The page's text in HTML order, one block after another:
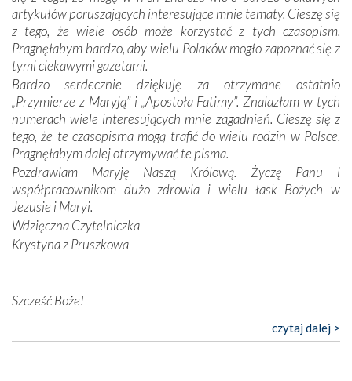
wymiarze tak osobistym, jak i zbiorowym, przypominają o
konieczności ciągłego zabiegania o własną duszę i o łaskę
Opatrzności. Wierność przynosi pomyślność –
przynajmniej w życiu duchowym. Odstępstwo owocuje
nieszczęściem i śmiercią. Te uniwersalne prawdy
przychodziły na myśl, gdy słuchaliśmy opowieści
przewodników o portugalskich monarchach i wodzach,
zwycięskich bitwach i nieszczęśliwych losach grzesznych
kochanków.
Byli tym razem pośród Apostołów Fatimy reprezentanci
każdego spośród żyjących pokoleń. Najmłodszy uczestnik
liczył sobie 13 lat, zaś senior, pan Zdzisław – już 94.
Całe życie marzyłem, by tu przyjechać
Nasza pielgrzymka nie byłaby tak bogata w duchową treść
Oprócz zapewnienia nam możliwości codziennego
artykułów poruszających interesujące mnie tematy. Cieszę się
z tego, że wiele osób może korzystać z tych czasopism.
Pragnęłabym bardzo, aby wielu Polaków mogło zapoznać się z
tymi ciekawymi gazetami.
Bardzo serdecznie dziękuję za otrzymane ostatnio
„Przymierze z Maryją” i „Apostoła Fatimy”. Znalazłam w tych
numerach wiele interesujących mnie zagadnień. Cieszę się z
tego, że te czasopisma mogą trafić do wielu rodzin w Polsce.
Pragnęłabym dalej otrzymywać te pisma.
Pozdrawiam Maryję Naszą Królową. Życzę Panu i
współpracownikom dużo zdrowia i wielu łask Bożych w
Jezusie i Maryi.
Wdzięczna Czytelniczka
Krystyna z Pruszkowa
Szczęść Boże!
to pismo, które bardzo sobie cenię i szanuję. Redagujecie
czytaj dalej >